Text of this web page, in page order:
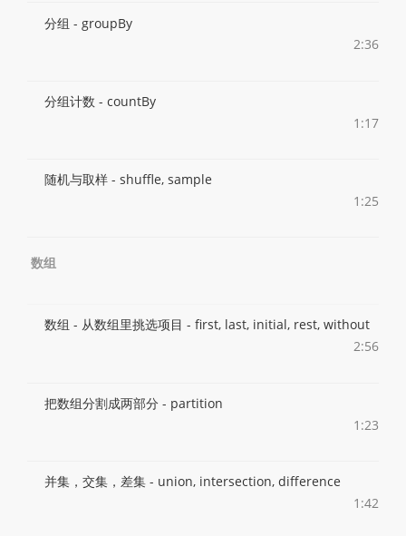
分组 - groupBy
2:36
分组计数 - countBy
1:17
随机与取样 - shuffle, sample
1:25
数组
数组 - 从数组里挑选项目 - first, last, initial, rest, without
2:56
把数组分割成两部分 - partition
1:23
并集，交集，差集 - union, intersection, difference
1:42